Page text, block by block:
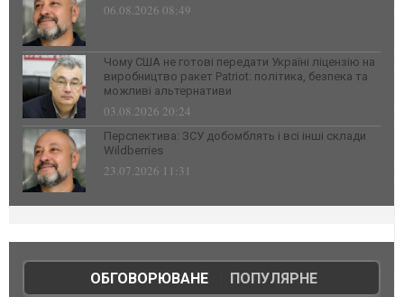
06.08.2026 08:49
Чому США не готові передати Україні ліцензію на
виробництво ракет Patriot: політика, безпека та
можливі альтернативи
03.08.2026 20:24
Перспектива: ЗСУ добомблять і всі інші склади
Wildberries
23.07.2026 11:31
ОБГОВОРЮВАНЕ| ПОПУЛЯРНЕ